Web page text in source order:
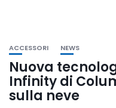
ACCESSORI NEWS
Nuova
Infinity di
sulla neve